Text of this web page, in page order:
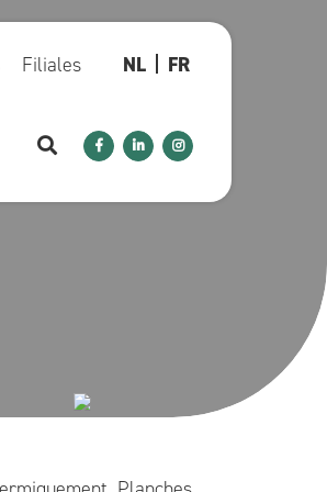
Filiales NL FR